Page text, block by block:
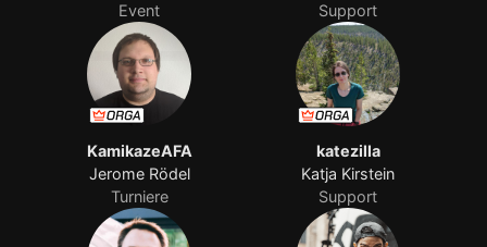
Event
Support
KamikazeAFA
Jerome Rödel
Turniere
katezilla
Katja Kirstein
Support